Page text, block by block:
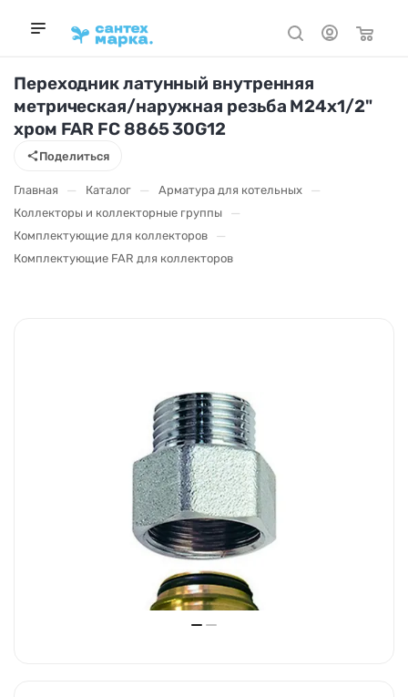
Поделиться
Переходник латунный внутренняя
метрическая/наружная резьба М24х1/2"
хром FAR FC 8865 30G12
Главная — Каталог — Арматура для котельных —
Коллекторы и коллекторные группы —
Комплектующие для коллекторов —
Комплектующие FAR для коллекторов